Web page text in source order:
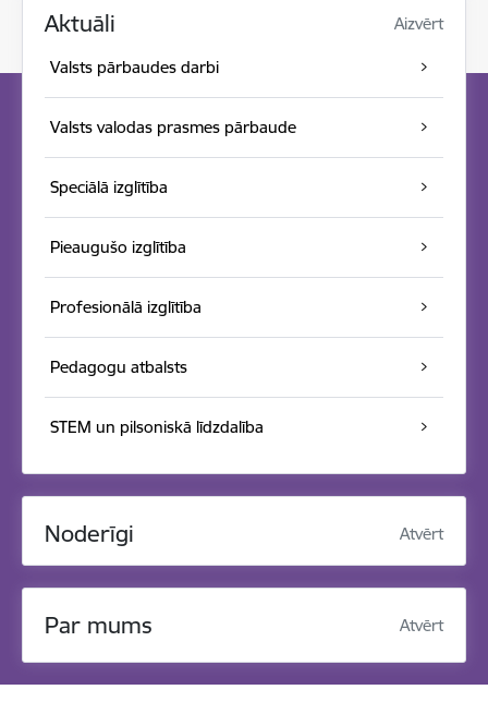
Aktuāli Aizvērt
Valsts pārbaudes darbi
Valsts valodas prasmes pārbaude
Speciālā izglītība
Pieaugušo izglītība
Profesionālā izglītība
Pedagogu atbalsts
STEM un pilsoniskā līdzdalība
Noderīgi Atvērt
Par mums Atvērt